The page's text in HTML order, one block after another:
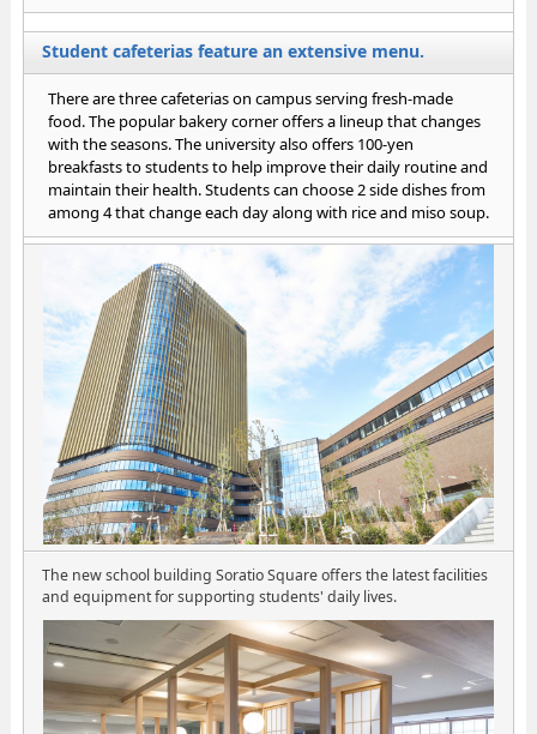
Student cafeterias feature an extensive menu.
There are three cafeterias on campus serving fresh-made
food. The popular bakery corner offers a lineup that changes
with the seasons. The university also offers 100-yen
breakfasts to students to help improve their daily routine and
maintain their health. Students can choose 2 side dishes from
among 4 that change each day along with rice and miso soup.
The new school building Soratio Square offers the latest facilities
and equipment for supporting students' daily lives.